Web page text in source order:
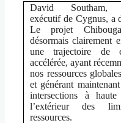
David Southam,
exécutif de Cygnus, a
Le projet
désormais clairement
une trajectoire de
accélérée, ayant
nos ressources
et générant
intersections à
l’extérieur des
ressources.